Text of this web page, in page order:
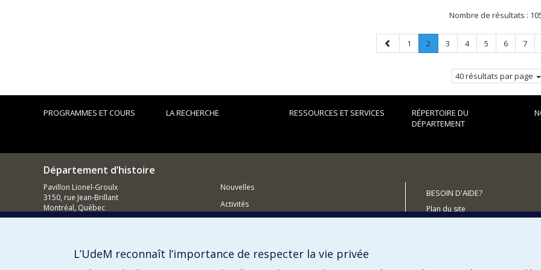
Nombre de résultats :
Page
précédente
Page
1 Page
2.
Page
Page
3 Page
4 Page
5 Page
6 Page
7
40 résultats par page
PROGRAMMES ET COURS LA RECHERCHE RESSOURCES ET SERVICES
RÉPERTOIRE DU
DÉPARTEMENT
Département d’histoire
Pavillon Lionel-Groulx
3150, rue Jean-Brillant
Montréal, Québec
H3T 1N8
Nouvelles
Activités
BESOIN D'AIDE?
Plan du site
L’UdeM reconnaît l’importance de respecter la vie privée